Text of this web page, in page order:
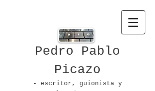
Pedro Pablo
Picazo
- escritor, guionista y